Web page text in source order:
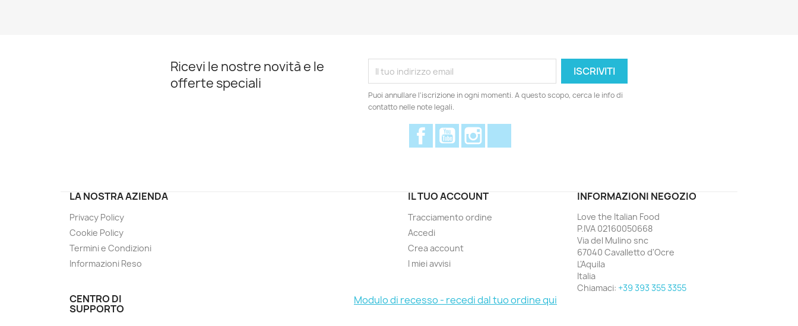
Ricevi le nostre novità e le
offerte speciali
Puoi annullare l'iscrizione in ogni momenti. A questo scopo, cerca le info di
contatto nelle note legali.
FacebookYouTube
LA NOSTRA AZIENDA
Privacy Policy
Cookie Policy
Termini e Condizioni
Informazioni Reso
IL TUO ACCOUNT
Tracciamento ordine
Accedi
Crea account
I miei avvisi
INFORMAZIONI NEGOZIO
Love the Italian Food
P.IVA 02160050668
Via del Mulino snc
67040 Cavalletto d'Ocre
L'Aquila
Italia
Chiamaci: +39 393 355 3355
CENTRO DI
SUPPORTO
Modulo di recesso - recedi dal tuo ordine qui